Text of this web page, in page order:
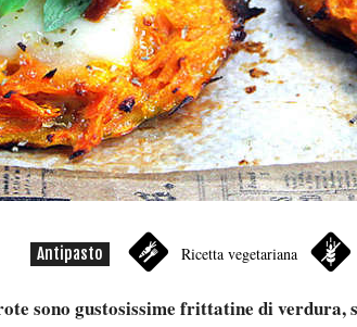
Antipasto Ricetta vegetariana
sono gustosissime frittatine di verdura,